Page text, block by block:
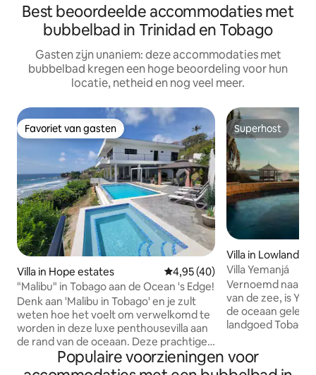
Best beoordeelde accommodaties met
bubbelbad in Trinidad en Tobago
Gasten zijn unaniem: deze accommodaties met
bubbelbad kregen een hoge beoordeling voor hun
locatie, netheid en nog veel meer.
Favoriet van gasten
Favoriet van gasten
Villa in Hope estates Gemiddelde beoordeling van
4,95 (40)
"Malibu" in Tobago aan de Ocean 's Edge!
Denk aan 'Malibu in Tobago' en je zult
weten hoe het voelt om verwelkomd te
worden in deze luxe penthousevilla aan
de rand van de oceaan. Deze prachtige
villa met 3 slaapkamers ligt in Hope
Estate, op ongeveer 10 minuten rijden
Superhost
Superhost
Villa in Lowlands
Villa Yemanjá
Vernoemd naar
van de zee, is
de oceaan
landgoed Tobago
versterkt door
aangelegde
Populaire voorzieningen voor